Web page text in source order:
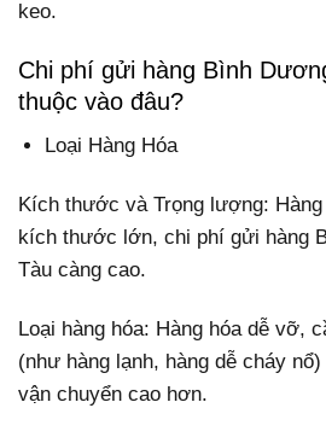
keo.
Chi phí gửi hàng Bình
thuộc vào đâu?
Loại Hàng Hóa
Kích thước và Trọng lượng:
kích thước lớn, chi phí gửi hàng
Tàu càng cao.
Loại hàng hóa: Hàng hóa dễ vỡ,
(như hàng lạnh, hàng dễ cháy
vận chuyển cao hơn.